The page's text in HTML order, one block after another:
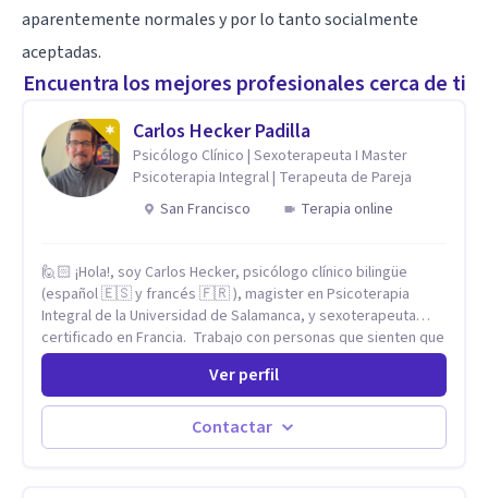
aparentemente normales y por lo tanto socialmente
aceptadas.
Encuentra los mejores profesionales cerca de ti
Carlos Hecker Padilla
Psicólogo Clínico | Sexoterapeuta I Master
Psicoterapia Integral | Terapeuta de Pareja
San Francisco
Terapia online
🙋🏻 ¡Hola!, soy Carlos Hecker, psicólogo clínico bilingüe
(español 🇪🇸 y francés 🇫🇷 ), magister en Psicoterapia
Integral de la Universidad de Salamanca, y sexoterapeuta
certificado en Francia. Trabajo con personas que sienten que
algo en su vida dejó de calzar: ansiedad que se desborda,
tristeza que no se va, duelos que se alargan, relaciones que
repiten el mismo patrón o preguntas en torno a la sexualidad
y la identidad que necesitan un espacio seguro para ser
habladas. Mi orientación teórica integra una mirada
Ver perfil
Contactar